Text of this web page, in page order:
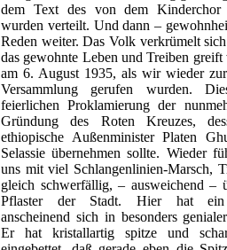
dem Text des von dem Kinderchor
wurden verteilt. Und dann –
Reden weiter. Das Volk verkrümelt
das gewohnte Leben und Treiben
am 6. August 1935, als wir wieder
Versammlung gerufen wurden.
feierlichen Proklamierung der
Gründung des Roten Kreuzes,
ethiopische Außenminister Platen
Selassie übernehmen sollte. Wieder
uns mit viel Schlangenlinien-Marsch,
gleich schwerfällig, – ausweichend –
Pflaster der Stadt. Hier hat ein
anscheinend sich in besonders
Er hat kristallartig spitze und